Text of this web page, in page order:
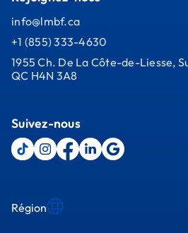
info@lmbf.ca
+1 (855) 333-4630
1955 Ch. De La Côte-de-Liesse,
QC H4N 3A8
Suivez-nous
Région